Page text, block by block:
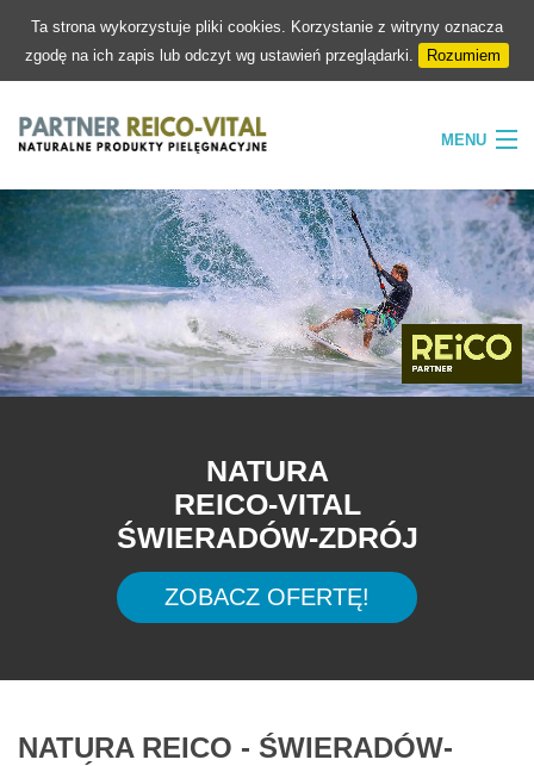
Ta strona wykorzystuje pliki cookies. Korzystanie z witryny oznacza
zgodę na ich zapis lub odczyt wg ustawień przeglądarki.
Rozumiem
MENU
HOME
FIRMA
NATURA
PIELĘGNACJA
SKLEP
NATURA
REICO-VITAL
ŚWIERADÓW-ZDRÓJ
ZOBACZ OFERTĘ!
NATURA REICO - ŚWIERADÓW-